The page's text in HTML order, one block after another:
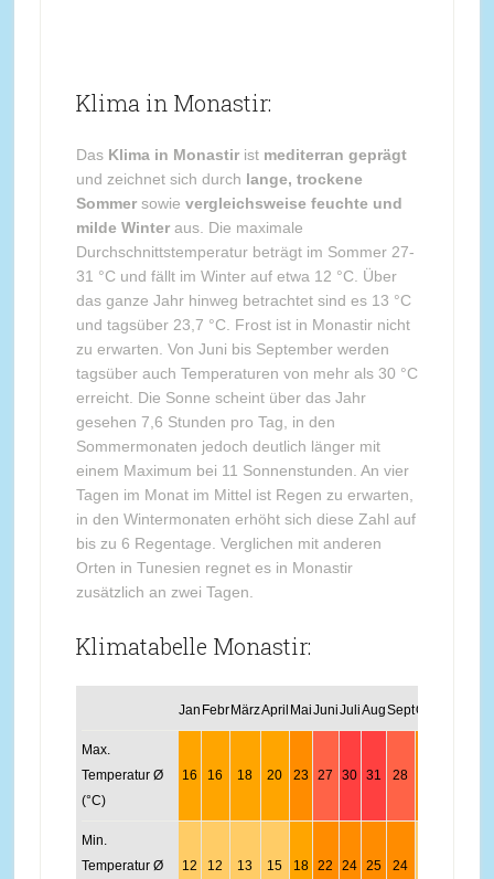
Klima in Monastir:
Das Klima in Monastirist mediterran geprägt
und zeichnet sich durch lange, trockene
Sommersowie vergleichsweise feuchte und
milde Winteraus. Die maximale
Durchschnittstemperatur beträgt im Sommer 27-
31 °C und fällt im Winter auf etwa 12 °C. Über
das ganze Jahr hinweg betrachtet sind es 13 °C
und tagsüber 23,7 °C. Frost ist in Monastir nicht
zu erwarten. Von Juni bis September werden
tagsüber auch Temperaturen von mehr als 30 °C
erreicht. Die Sonne scheint über das Jahr
gesehen 7,6 Stunden pro Tag, in den
Sommermonaten jedoch deutlich länger mit
einem Maximum bei 11 Sonnenstunden. An vier
Tagen im Monat im Mittel ist Regen zu erwarten,
in den Wintermonaten erhöht sich diese Zahl auf
bis zu 6 Regentage. Verglichen mit anderen
Orten in Tunesien regnet es in Monastir
zusätzlich an zwei Tagen.
Klimatabelle Monastir:
Jan FebrMärzApril MaiJuniJuliAugSeptOkt
Max.
Temperatur Ø
(°C)
16 16 18 20 23 27 30 31 28
Min.
Temperatur Ø
12 12 13 15 18 22 24 25 24